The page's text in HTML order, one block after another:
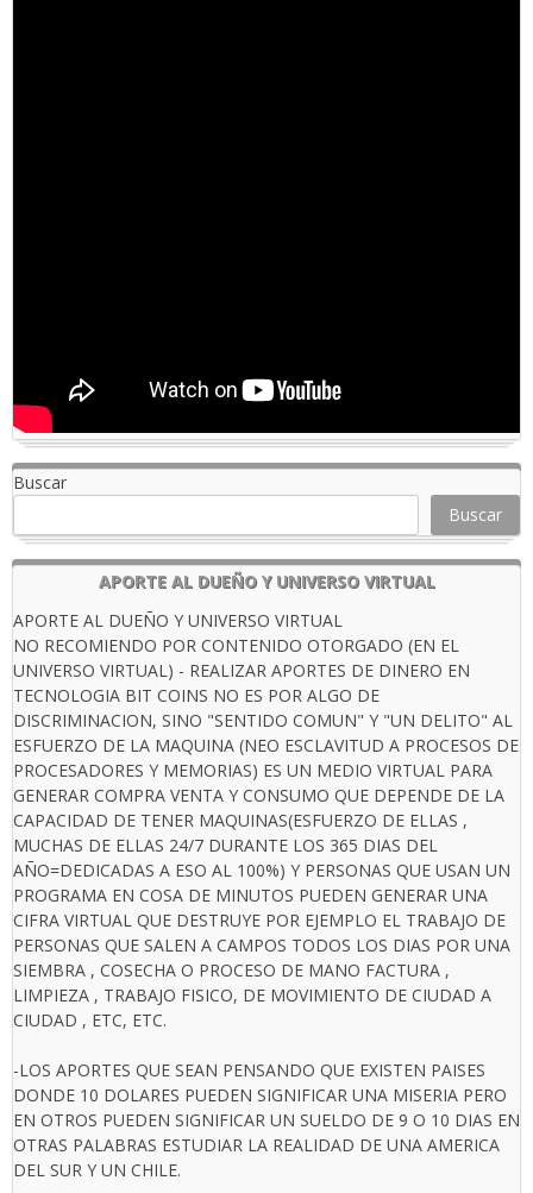
Buscar
Buscar
APORTE AL DUEÑO Y UNIVERSO VIRTUAL
APORTE AL DUEÑO Y UNIVERSO VIRTUAL
NO RECOMIENDO POR CONTENIDO OTORGADO (EN EL
UNIVERSO VIRTUAL) - REALIZAR APORTES DE DINERO EN
TECNOLOGIA BIT COINS NO ES POR ALGO DE
DISCRIMINACION, SINO "SENTIDO COMUN" Y "UN DELITO" AL
ESFUERZO DE LA MAQUINA (NEO ESCLAVITUD A PROCESOS DE
PROCESADORES Y MEMORIAS) ES UN MEDIO VIRTUAL PARA
GENERAR COMPRA VENTA Y CONSUMO QUE DEPENDE DE LA
CAPACIDAD DE TENER MAQUINAS(ESFUERZO DE ELLAS ,
MUCHAS DE ELLAS 24/7 DURANTE LOS 365 DIAS DEL
AÑO=DEDICADAS A ESO AL 100%) Y PERSONAS QUE USAN UN
PROGRAMA EN COSA DE MINUTOS PUEDEN GENERAR UNA
CIFRA VIRTUAL QUE DESTRUYE POR EJEMPLO EL TRABAJO DE
PERSONAS QUE SALEN A CAMPOS TODOS LOS DIAS POR UNA
SIEMBRA , COSECHA O PROCESO DE MANO FACTURA ,
LIMPIEZA , TRABAJO FISICO, DE MOVIMIENTO DE CIUDAD A
CIUDAD , ETC, ETC.
-LOS APORTES QUE SEAN PENSANDO QUE EXISTEN PAISES
DONDE 10 DOLARES PUEDEN SIGNIFICAR UNA MISERIA PERO
EN OTROS PUEDEN SIGNIFICAR UN SUELDO DE 9 O 10 DIAS EN
OTRAS PALABRAS ESTUDIAR LA REALIDAD DE UNA AMERICA
DEL SUR Y UN CHILE.